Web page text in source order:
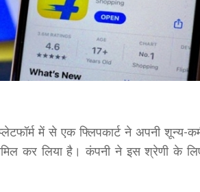
में से एक फ्लिपकार्ट ने अपनी शून्य-
कर लिया है। कंपनी ने इस श्रेणी के